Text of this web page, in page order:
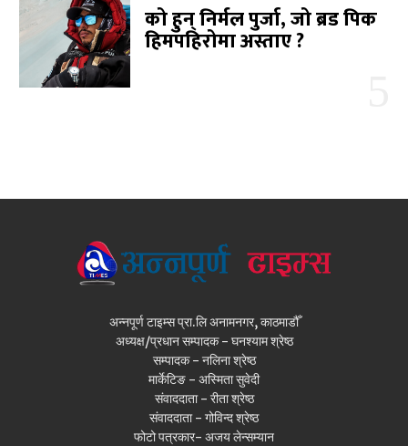
को हुन् निर्मल पुर्जा, जो ब्रड पिक
हिमपहिरोमा अस्ताए ?
अन्नपूर्ण टाइम्स प्रा.लि अनामनगर, काठमाडौँ
अध्यक्ष/प्रधान सम्पादक - घनश्याम श्रेष्ठ
सम्पादक - नलिना श्रेष्ठ
मार्केटिङ - अस्मिता सुवेदी
संवाददाता - रीता श्रेष्ठ
संवाददाता - गोविन्द श्रेष्ठ
फोटो पत्रकार- अजय लेन्सम्यान